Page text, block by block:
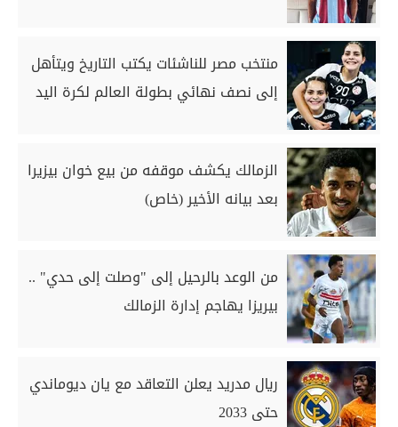
منتخب مصر للناشئات يكتب التاريخ ويتأهل
إلى نصف نهائي بطولة العالم لكرة اليد
الزمالك يكشف موقفه من بيع خوان بيزيرا
بعد بيانه الأخير (خاص)
من الوعد بالرحيل إلى "وصلت إلى حدي" ..
بيريزا يهاجم إدارة الزمالك
ريال مدريد يعلن التعاقد مع يان ديوماندي
حتى 2033